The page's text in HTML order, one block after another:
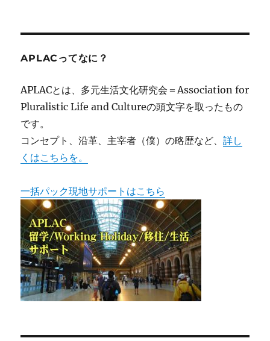
APLACってなに？
APLACとは、多元生活文化研究会＝Association for
Pluralistic Life and Cultureの頭文字を取ったもの
です。
コンセプト、沿革、主宰者（僕）の略歴など、詳し
くはこちらを。
一括パック現地サポートはこちら